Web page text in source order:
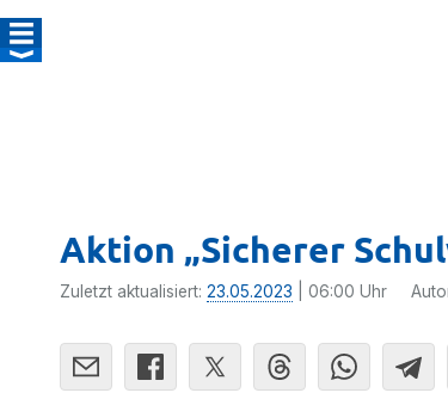
Aktion „Sicherer
Zuletzt aktualisiert: 23.05.2023 | 06:00 Uhr